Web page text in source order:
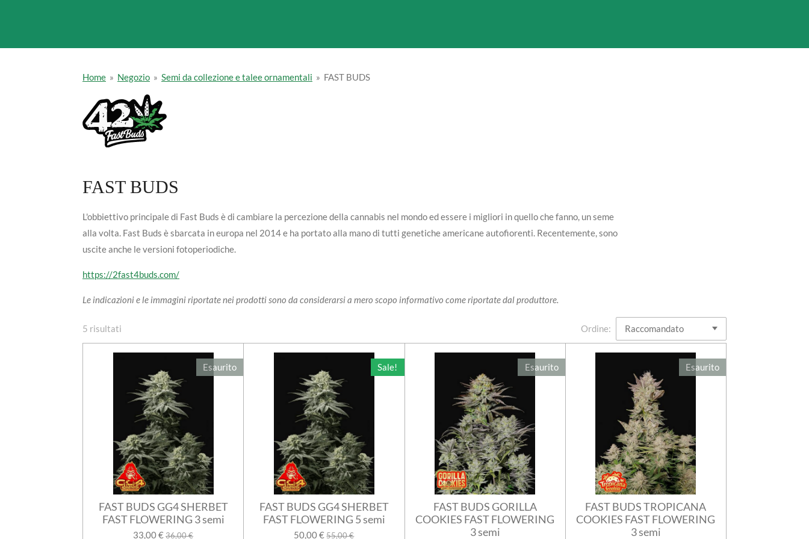
Home » Negozio » Semi da collezione e talee ornamentali » FAST BUDS
FAST BUDS
L'obbiettivo principale di Fast Buds è di cambiare la percezione della cannabis nel mondo ed essere i migliori in quello che fanno, un seme
alla volta. Fast Buds è sbarcata in europa nel 2014 e ha portato alla mano di tutti genetiche americane autofiorenti. Recentemente, sono
uscite anche le versioni fotoperiodiche.
https://2fast4buds.com/
Le indicazioni e le immagini riportate nei prodotti sono da considerarsi a mero scopo informativo come riportate dal produttore.
5 risultati Ordine:
Esaurito
FAST BUDS GG4 SHERBET
FAST FLOWERING 3 semi
33,00 €36,00 €
Sale!
FAST BUDS GG4 SHERBET
FAST FLOWERING 5 semi
50,00 € 55,00 €
Esaurito
FAST BUDS GORILLA
COOKIES FAST FLOWERING
3 semi
Esaurito
FAST BUDS TROPICANA
COOKIES FAST FLOWERING
3 semi